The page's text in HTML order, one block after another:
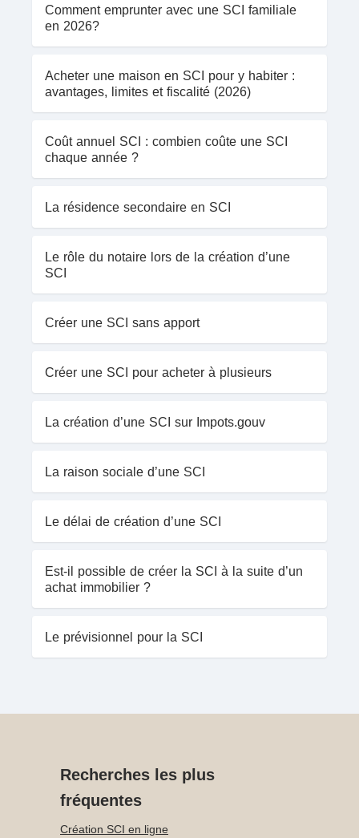
Comment emprunter avec une SCI familiale
en 2026?
Acheter une maison en SCI pour y habiter :
avantages, limites et fiscalité (2026)
Coût annuel SCI : combien coûte une SCI
chaque année ?
La résidence secondaire en SCI
Le rôle du notaire lors de la création d’une
SCI
Créer une SCI sans apport
Créer une SCI pour acheter à plusieurs
La création d’une SCI sur Impots.gouv
La raison sociale d’une SCI
Le délai de création d’une SCI
Est-il possible de créer la SCI à la suite d’un
achat immobilier ?
Le prévisionnel pour la SCI
Recherches les plus
fréquentes
Création SCI en ligne